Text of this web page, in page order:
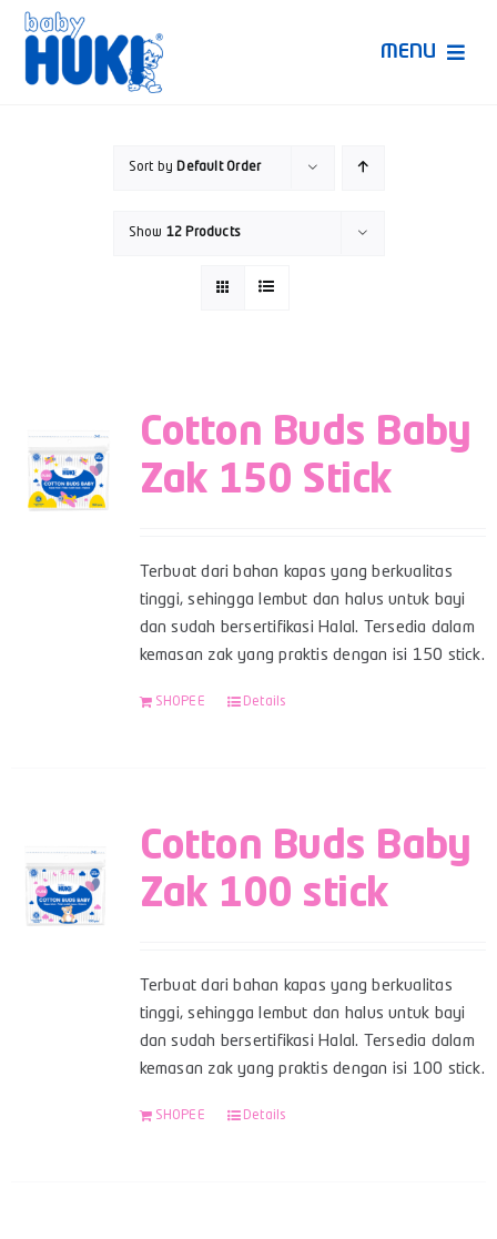
Skip
content
MENU
Sort by Default Order
Show 12 Products
Cotton Buds Baby
Zak 150 Stick
Terbuat dari bahan kapas yang berkualitas
tinggi, sehingga lembut dan halus untuk bayi
dan sudah bersertifikasi Halal. Tersedia dalam
kemasan zak yang praktis dengan isi 150 stick.
SHOPEE Details
Cotton Buds Baby
Zak 100 stick
Terbuat dari bahan kapas yang berkualitas
tinggi, sehingga lembut dan halus untuk bayi
dan sudah bersertifikasi Halal. Tersedia dalam
kemasan zak yang praktis dengan isi 100 stick.
SHOPEE Details